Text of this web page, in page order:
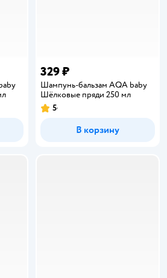
329 ₽
Шампунь-бальзам AQA baby
Шёлковые пряди 250 мл
Рейтинг:
5
В корзину